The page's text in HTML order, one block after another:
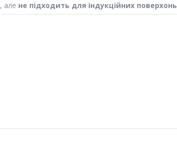
, але не підходить для індукційних поверхонь